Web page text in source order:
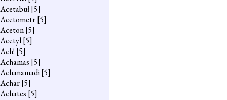
Acetabuł[5]
Acetometr[5]
Aceton[5]
Acetyl[5]
Ach! [5]
Achamas [5]
Achanamadi[5]
Achar[5]
Achates [5]